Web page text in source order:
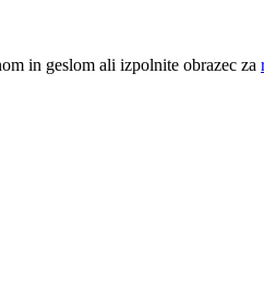
in geslom ali izpolnite obrazec za